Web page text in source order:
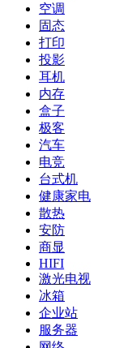
空调
固态
打印
投影
耳机
内存
盒子
极客
汽车
电竞
台式机
健康家电
散热
安防
商显
HIFI
激光电视
冰箱
企业站
服务器